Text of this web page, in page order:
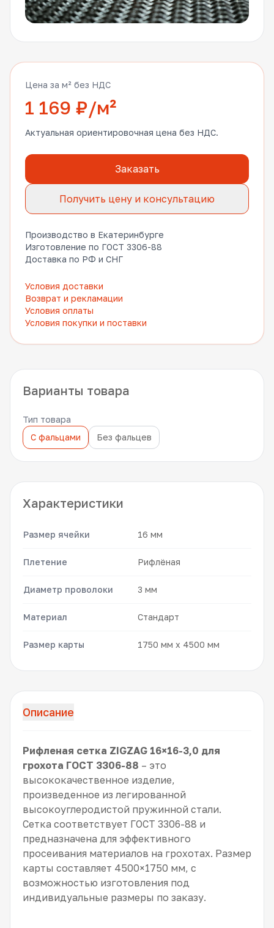
Цена за м² без НДС
1 169 ₽/м²
Актуальная ориентировочная цена без НДС.
Заказать
Получить цену и консультацию
Производство в Екатеринбурге
Изготовление по ГОСТ 3306-88
Доставка по РФ и СНГ
Условия доставки
Возврат и рекламации
Условия оплаты
Условия покупки и поставки
Варианты товара
Тип товара
С фальцами
Без фальцев
Характеристики
Размер ячейки 16 мм
Плетение Рифлёная
Диаметр проволоки 3 мм
Материал Стандарт
Размер карты 1750 мм x 4500 мм
Описание
Рифленая сетка ZIGZAG 16×16-3,0 для
грохота ГОСТ 3306-88 – это
высококачественное изделие,
произведенное из легированной
высокоуглеродистой пружинной стали.
Сетка соответствует ГОСТ 3306-88 и
предназначена для эффективного
просеивания материалов на грохотах. Размер
карты составляет 4500×1750 мм, с
возможностью изготовления под
индивидуальные размеры по заказу.